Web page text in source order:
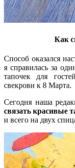
Как
Способ оказался
я справилась за
тапочек для
свекрови к 8 Марта.
Сегодня наша
связать красивые
и всего на двух